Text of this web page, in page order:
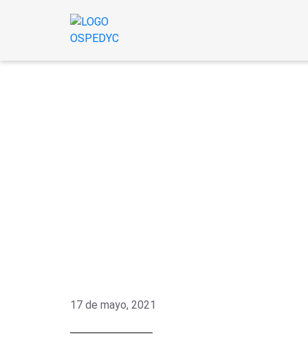
17 de mayo, 2021